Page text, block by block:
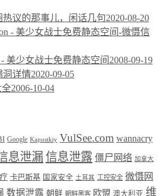
议的那事儿，闲话几句2020-08-20
美少女战士免费静态空间 2008-09-19
洞详情2020-09-05
全2006-10-04
Google Kapustkiy VulSee.com wannacry
息泄漏信息泄露 僵尸网络 加拿大
卡巴斯基 国家安全 土耳其 工控安全 微慑网
数据泄露 朝鲜 朝鲜黑客 欧盟 澳大利亚 维